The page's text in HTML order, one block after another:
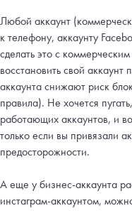
Любой аккаунт
к телефону, аккаунту
сделать это с
восстановить свой
аккаунта снижают риск
правила). Не хочется
работающих аккаунтов, и
только если вы привязали
предосторожности.
А еще у бизнес-аккаунта
инстаграм-аккаунтом,